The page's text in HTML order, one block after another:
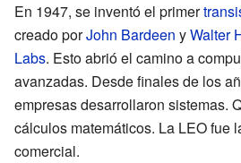
En 1947, se inventó el primer
creado porJohn Bardeen yWalter
Labs. Esto abrió el camino a
avanzadas. Desde finales de los
empresas desarrollaron sistemas.
cálculos matemáticos. La LEO fue
comercial.